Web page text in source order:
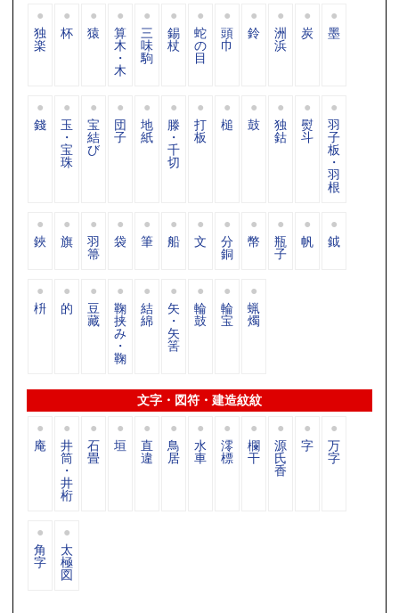
独
楽
杯 猿 算
木
・
木
三
味
駒
錫
杖
蛇
の
目
頭
巾
鈴 洲
浜
炭 墨
錢 玉
・
宝
珠
宝
結
び
団
子
地
紙
滕
・
千
切
打
板
槌 鼓 独
鈷
熨
斗
羽
子
板
・
羽
根
鋏 旗 羽
箒
袋 筆 船 文 分
銅
幣 瓶
子
帆 鉞
枡 的 豆
藏
鞠
挟
み
・
鞠
結
綿
矢
・
矢
筈
輪
鼓
輪
宝
蝋
燭
文字・図符・建造紋紋
庵 井
筒
・
井
桁
石
畳
垣 直
違
鳥
居
水
車
澪
標
欄
干
源
氏
香
字 万
字
角
字
太
極
図